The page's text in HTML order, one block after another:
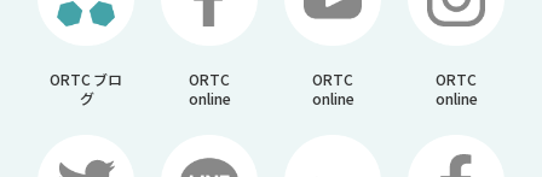
ORTC ブロ
グ
ORTC
online
ORTC
online
ORTC
online